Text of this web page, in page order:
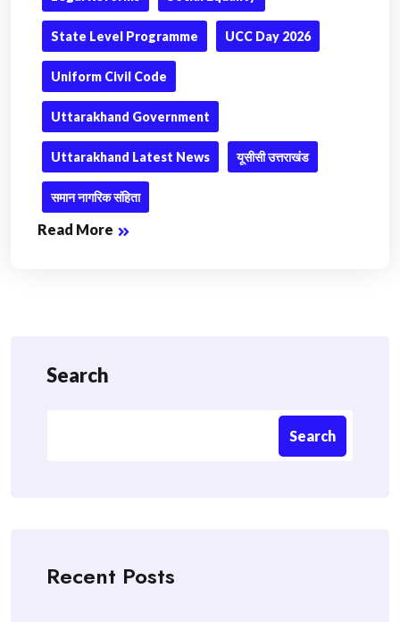
State Level Programme UCC Day 2026
Uniform Civil Code
Uttarakhand Government
Uttarakhand Latest News यूसीसी उत्तराखंड
समान नागरिक संहिता
Read More
Search
Search
Recent Posts